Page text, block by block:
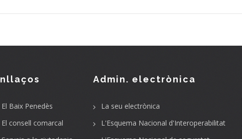
El Baix Penedès
El consell comarcal
Admin. electrònica
La seu electrònica
L'Esquema Nacional d'Interoperabilitat